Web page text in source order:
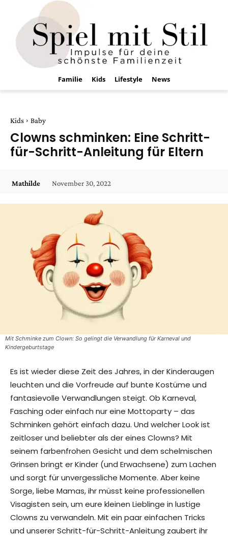
Familie Kids Lifestyle News
Kids Baby
Clowns schminken: Eine Schritt-
für-Schritt-Anleitung für Eltern
Mathilde November 30, 2022
Mit Schminke zum Clown: So gelingt die Verwandlung für Karneval und
Kindergeburtstage
Es ist wieder diese Zeit des Jahres, in der Kinderaugen
leuchten und die Vorfreude auf bunte Kostüme und
fantasievolle Verwandlungen steigt. Ob Karneval,
Fasching oder einfach nur eine Mottoparty – das
Schminken gehört einfach dazu. Und welcher Look ist
zeitloser und beliebter als der eines Clowns? Mit
seinem farbenfrohen Gesicht und dem schelmischen
Grinsen bringt er Kinder (und Erwachsene) zum Lachen
und sorgt für unvergessliche Momente. Aber keine
Sorge, liebe Mamas, ihr müsst keine professionellen
Visagisten sein, um eure kleinen Lieblinge in lustige
Clowns zu verwandeln. Mit ein paar einfachen Tricks
und unserer Schritt-für-Schritt-Anleitung zaubert ihr